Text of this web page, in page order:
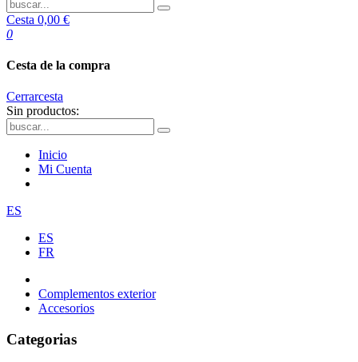
Cesta 0,00 €
0
Cesta de la compra
Cerrarcesta
Sin productos:
Inicio
Mi Cuenta
ES
ES
FR
Complementos exterior
Accesorios
Categorias